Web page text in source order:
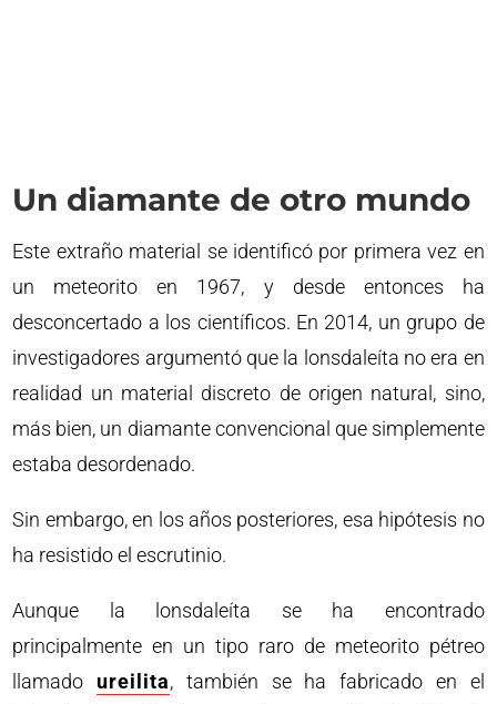
Un diamante de otro mundo
Este extraño material se identificó por primera vez en
un meteorito en 1967, y desde entonces ha
desconcertado a los científicos. En 2014, un grupo de
investigadores argumentó que la lonsdaleíta no era en
realidad un material discreto de origen natural, sino,
más bien, un diamante convencional que simplemente
estaba desordenado.
Sin embargo, en los años posteriores, esa hipótesis no
ha resistido el escrutinio.
Aunque la lonsdaleíta se ha encontrado
principalmente en un tipo raro de meteorito pétreo
llamado ureilita, también se ha fabricado en el